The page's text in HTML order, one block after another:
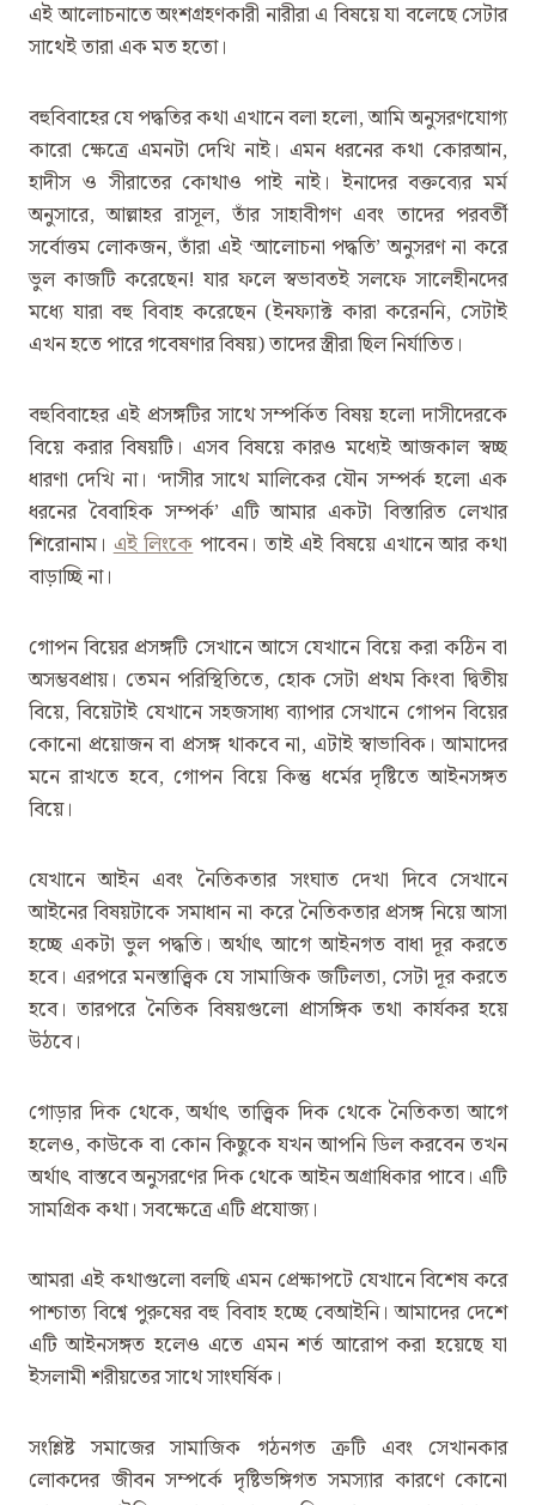
এই আলোচনাতে অংশগ্রহণকারী নারীরা এ বিষয়ে যা বলেছে সেটার
সাথেই তারা এক মত হতো।
বহুবিবাহের যে পদ্ধতির কথা এখানে বলা হলো, আমি অনুসরণযোগ্য
কারো ক্ষেত্রে এমনটা দেখি নাই। এমন ধরনের কথা কোরআন,
হাদীস ও সীরাতের কোথাও পাই নাই। ইনাদের বক্তব্যের মর্ম
অনুসারে, আল্লাহর রাসূল, তাঁর সাহাবীগণ এবং তাদের পরবর্তী
সর্বোত্তম লোকজন, তাঁরা এই ‌‘আলোচনা পদ্ধতি’ অনুসরণ না করে
ভুল কাজটি করেছেন! যার ফলে স্বভাবতই সলফে সালেহীনদের
মধ্যে যারা বহু বিবাহ করেছেন (ইনফ্যাক্ট কারা করেননি, সেটাই
এখন হতে পারে গবেষণার বিষয়) তাদের স্ত্রীরা ছিল নির্যাতিত।
বহুবিবাহের এই প্রসঙ্গটির সাথে সম্পর্কিত বিষয় হলো দাসীদেরকে
বিয়ে করার বিষয়টি। এসব বিষয়ে কারও মধ্যেই আজকাল স্বচ্ছ
ধারণা দেখি না। ‌‘দাসীর সাথে মালিকের যৌন সম্পর্ক হলো এক
ধরনের বৈবাহিক সম্পর্ক’ এটি আমার একটা বিস্তারিত লেখার
শিরোনাম।এই লিংকেপাবেন। তাই এই বিষয়ে এখানে আর কথা
বাড়াচ্ছি না।
গোপন বিয়ের প্রসঙ্গটি সেখানে আসে যেখানে বিয়ে করা কঠিন বা
অসম্ভবপ্রায়। তেমন পরিস্থিতিতে, হোক সেটা প্রথম কিংবা দ্বিতীয়
বিয়ে, বিয়েটাই যেখানে সহজসাধ্য ব্যাপার সেখানে গোপন বিয়ের
কোনো প্রয়োজন বা প্রসঙ্গ থাকবে না, এটাই স্বাভাবিক। আমাদের
মনে রাখতে হবে, গোপন বিয়ে কিন্তু ধর্মের দৃষ্টিতে আইনসঙ্গত
বিয়ে।
যেখানে আইন এবং নৈতিকতার সংঘাত দেখা দিবে সেখানে
আইনের বিষয়টাকে সমাধান না করে নৈতিকতার প্রসঙ্গ নিয়ে আসা
হচ্ছে একটা ভুল পদ্ধতি। অর্থাৎ আগে আইনগত বাধা দূর করতে
হবে। এরপরে মনস্তাত্ত্বিক যে সামাজিক জটিলতা, সেটা দূর করতে
হবে। তারপরে নৈতিক বিষয়গুলো প্রাসঙ্গিক তথা কার্যকর হয়ে
উঠবে।
গোড়ার দিক থেকে, অর্থাৎ তাত্ত্বিক দিক থেকে নৈতিকতা আগে
হলেও, কাউকে বা কোন কিছুকে যখন আপনি ডিল করবেন তখন
অর্থাৎ বাস্তবে অনুসরণের দিক থেকে আইন অগ্রাধিকার পাবে। এটি
সামগ্রিক কথা। সবক্ষেত্রে এটি প্রযোজ্য।
আমরা এই কথাগুলো বলছি এমন প্রেক্ষাপটে যেখানে বিশেষ করে
পাশ্চাত্য বিশ্বে পুরুষের বহু বিবাহ হচ্ছে বেআইনি। আমাদের দেশে
এটি আইনসঙ্গত হলেও এতে এমন শর্ত আরোপ করা হয়েছে যা
ইসলামী শরীয়তের সাথে সাংঘর্ষিক।
সংশ্লিষ্ট সমাজের সামাজিক গঠনগত ত্রুটি এবং সেখানকার
লোকদের জীবন সম্পর্কে দৃষ্টিভঙ্গিগত সমস্যার কারণে কোনো